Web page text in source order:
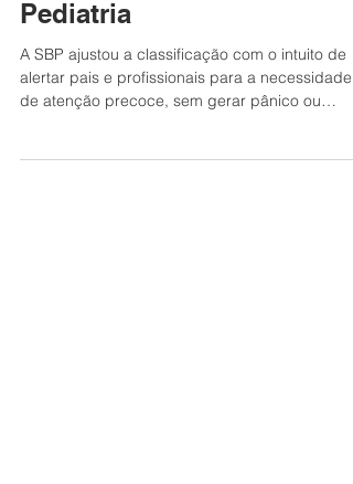
Sociedade Brasileira de
Pediatria
A SBP ajustou a classificação com o intuito de
consultas desnecessárias.